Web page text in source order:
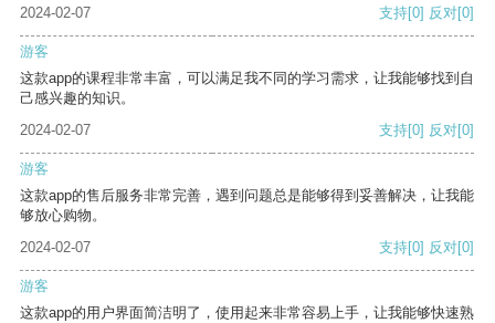
2024-02-07
支持[0] 反对[0]
游客
这款app的课程非常丰富，可以满足我不同的学习需求，让我能够找到自
己感兴趣的知识。
2024-02-07
支持[0] 反对[0]
游客
这款app的售后服务非常完善，遇到问题总是能够得到妥善解决，让我能
够放心购物。
2024-02-07
支持[0] 反对[0]
游客
这款app的用户界面简洁明了，使用起来非常容易上手，让我能够快速熟